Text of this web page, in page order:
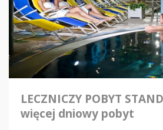
LECZNICZY POBYT
więcej dniowy pobyt